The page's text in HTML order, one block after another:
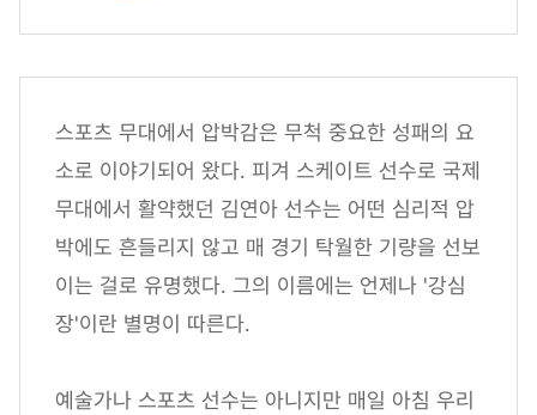
스포츠 무대에서 압박감은 무척 중요한 성패의 요
소로 이야기되어 왔다. 피겨 스케이트 선수로 국제
무대에서 활약했던 김연아 선수는 어떤 심리적 압
박에도 흔들리지 않고 매 경기 탁월한 기량을 선보
이는 걸로 유명했다. 그의 이름에는 언제나 '강심
장'이란 별명이 따른다.
예술가나 스포츠 선수는 아니지만 매일 아침 우리